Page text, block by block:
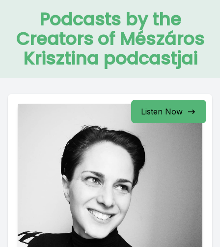
Podcasts by the
Creators of Mészáros
Krisztina podcastjai
Listen Now